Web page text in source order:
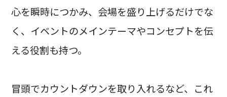
心を瞬時につかみ、会場を盛り上げるだけでな
く、イベントのメインテーマやコンセプトを伝
える役割も持つ。
冒頭でカウントダウンを取り入れるなど、これ